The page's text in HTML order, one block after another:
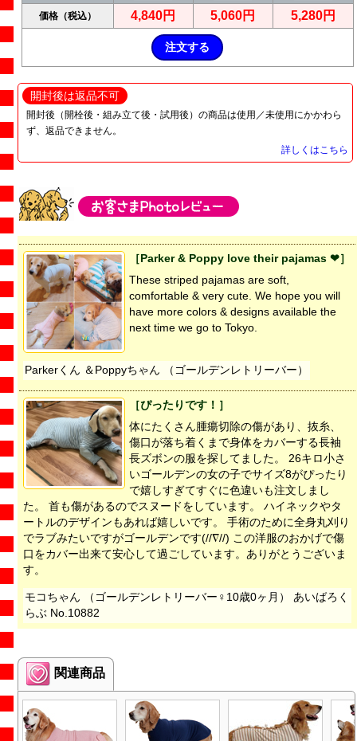
価格（税込） 4,840円 5,060円 5,280円
開封後は返品不可
開封後（開栓後・組み立て後・試用後）の商品は使用／未使用にかかわら
ず、返品できません。
詳しくはこちら
［Parker & Poppy love their pajamas ❤］
These striped pajamas are soft,
comfortable & very cute. We hope you will
have more colors & designs available the
next time we go to Tokyo.
Parkerくん ＆Poppyちゃん （ゴールデンレトリーバー）
［ぴったりです！］
体にたくさん腫瘍切除の傷があり、抜糸、
傷口が落ち着くまで身体をカバーする長袖
長ズボンの服を探してました。 26キロ小さ
いゴールデンの女の子でサイズ8がぴったり
で嬉しすぎてすぐに色違いも注文しまし
た。 首も傷があるのでスヌードをしています。 ハイネックやタ
ートルのデザインもあれば嬉しいです。 手術のために全身丸刈り
でラブみたいですがゴールデンです(//∇//) この洋服のおかげで傷
口をカバー出来て安心して過ごしています。ありがとうございま
す。
モコちゃん （ゴールデンレトリーバー♀10歳0ヶ月） あいばろく
らぶ No.10882
関連商品